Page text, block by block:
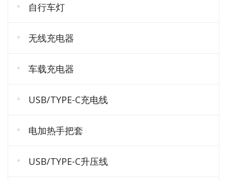
自行车灯
无线充电器
车载充电器
USB/TYPE-C充电线
电加热手把套
USB/TYPE-C升压线